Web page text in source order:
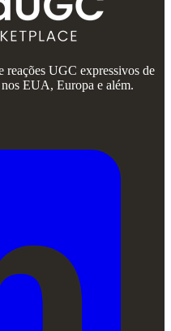
reações UGC expressivos de
EUA, Europa e além.